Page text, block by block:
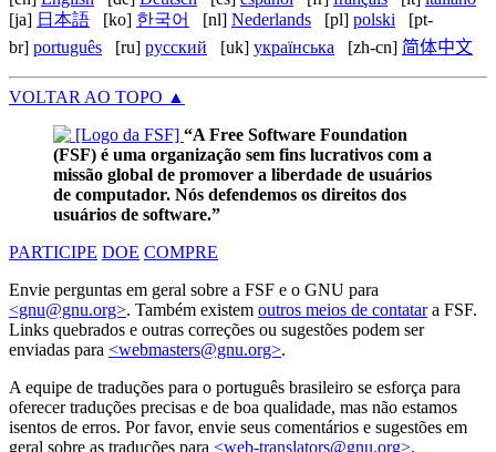
[ja] 日本語 [ko] 한국어 [nl] Nederlands [pl] polski
[pt-
br] português [ru] русский [uk] українська [zh-cn] 简体中文
VOLTAR AO TOPO ▲
“A Free Software Foundation
(FSF) é uma organização sem fins lucrativos com a
missão global de promover a liberdade de usuários
de computador. Nós defendemos os direitos dos
usuários de software.”
PARTICIPE DOE COMPRE
Envie perguntas em geral sobre a FSF e o GNU para
<gnu@gnu.org>. Também existem outros meios de contatara FSF.
Links quebrados e outras correções ou sugestões podem ser
enviadas para <webmasters@gnu.org>.
A equipe de traduções para o português brasileiro se esforça para
oferecer traduções precisas e de boa qualidade, mas não estamos
isentos de erros. Por favor, envie seus comentários e sugestões em
geral sobre as traduções para <web-translators@gnu.org>.